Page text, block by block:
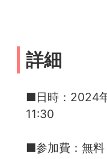
詳細
■日時：2024
11:30
■参加費：無料